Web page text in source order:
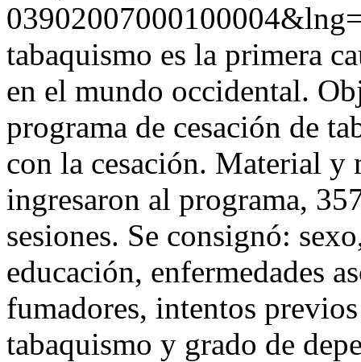
tabaquismo es la primera
en el mundo occidental.
programa de cesación de
con la cesación. Material
ingresaron al programa,
sesiones. Se consignó:
educación, enfermedades
fumadores, intentos
tabaquismo y grado de